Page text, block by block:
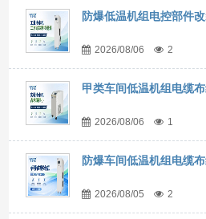
防爆低温机组电控部件
2026/08/06 2
甲类车间低温机组电缆
2026/08/06 1
防爆车间低温机组电缆
2026/08/05 2